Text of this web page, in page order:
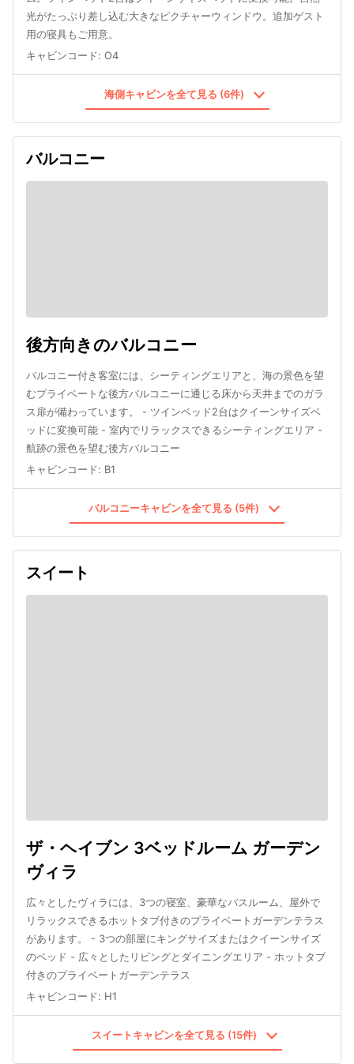
光がたっぷり差し込む大きなピクチャーウィンドウ。追加ゲスト
用の寝具もご用意。
キャビンコード: O4
海側キャビンを全て見る (6件)
バルコニー
後方向きのバルコニー
バルコニー付き客室には、シーティングエリアと、海の景色を望
むプライベートな後方バルコニーに通じる床から天井までのガラ
ス扉が備わっています。 - ツインベッド2台はクイーンサイズベ
ッドに変換可能 - 室内でリラックスできるシーティングエリア -
航跡の景色を望む後方バルコニー
キャビンコード: B1
バルコニーキャビンを全て見る (5件)
スイート
ザ・ヘイブン 3ベッドルーム ガーデン
ヴィラ
広々としたヴィラには、3つの寝室、豪華なバスルーム、屋外で
リラックスできるホットタブ付きのプライベートガーデンテラス
があります。 - 3つの部屋にキングサイズまたはクイーンサイズ
のベッド - 広々としたリビングとダイニングエリア - ホットタブ
付きのプライベートガーデンテラス
キャビンコード: H1
スイートキャビンを全て見る (15件)